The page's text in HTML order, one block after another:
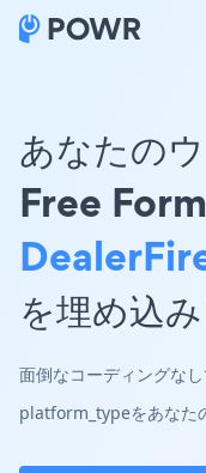
あなたの
Free
を埋め込み
面倒なコーディングな
platform_typeをあなた